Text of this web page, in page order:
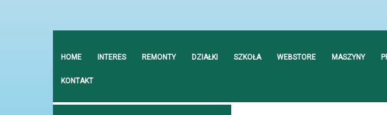
HOME INTERES REMONTY DZIAŁKI SZKOŁA WEBSTORE MASZYNY
KONTAKT